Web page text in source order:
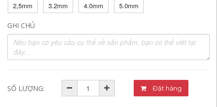
2,5mm
3.2mm 4.0mm 5.0mm
GHI CHÚ
SỐ LƯỢNG: Đặt hàng